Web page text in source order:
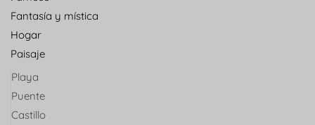
Fantasía y mística
Hogar
Paisaje
Playa
Puente
Castillo